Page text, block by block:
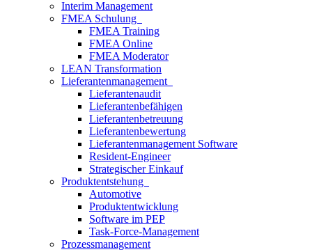
Interim Management
FMEA Schulung
FMEA Training
FMEA Online
FMEA Moderator
LEAN Transformation
Lieferantenmanagement
Lieferantenaudit
Lieferantenbefähigen
Lieferantenbetreuung
Lieferantenbewertung
Lieferantenmanagement Software
Resident-Engineer
Strategischer Einkauf
Produktentstehung
Automotive
Produktentwicklung
Software im PEP
Task-Force-Management
Prozessmanagement